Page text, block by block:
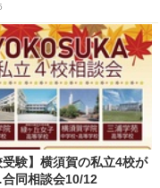
受験】横須賀の私立4校が
同相談会10/12